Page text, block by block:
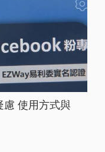
慮 使用方式與